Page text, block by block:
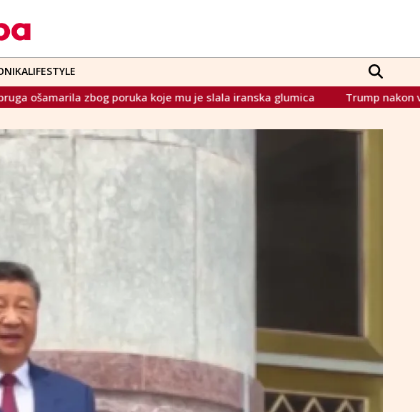
LIFESTYLE
koje mu je slala iranska glumica Trump nakon veličanstvenog dočeka